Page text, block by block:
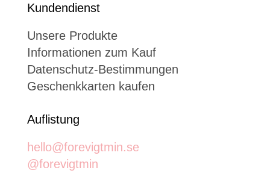
Kundendienst
Unsere Produkte
Informationen zum Kauf
Datenschutz-Bestimmungen
Geschenkkarten kaufen
Auflistung
hello@forevigtmin.se
@forevigtmin